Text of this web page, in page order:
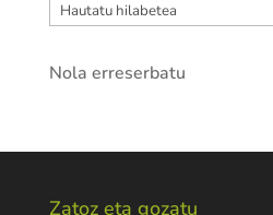
Artxiboak
Nola erreserbatu
Zatoz eta gozatu